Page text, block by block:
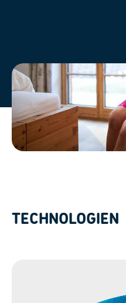
TECHNOLOGIEN